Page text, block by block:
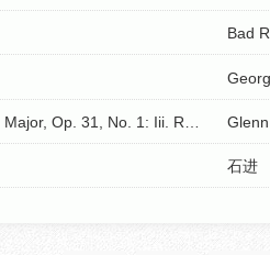
Bad
石进